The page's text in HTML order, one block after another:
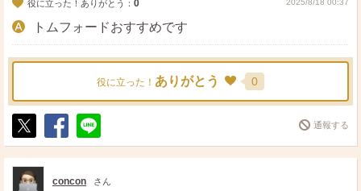
ドルで落ち着くタイプが、ロエベに近いイメージで使いや
すかったです。試す時は必ず肌にスプレーして時間を置い
て香りの変化を確かめると、自分に合うか判断しやすいで
す。
役に立った！ありがとう： 0 2025/8/18 00:37
トムフォードおすすめです
役に立った！ ありがとう 0
ポ
ス
ト
シ
ェ
送
る
通報する
concon さん